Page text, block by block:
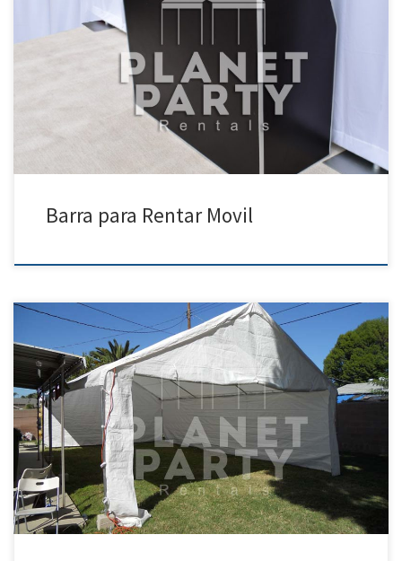
Barra para Rentar Precio de Renta Barra para Rentar $100.00 Barar
para Rentar para Fiestas Eventos XV Anos
Barra para Rentar Movil
20ft x 30ft Carpa | Precios | Fotos – Party Tent Rentals 818 207 8502 20ft
x 30ft Carpa Precio de Renta 20ft x 30ft Carpa $300.00 Tent | Party Tent
Rentals San Fernando Valley | Simi Valley| Santa Clarita| Van Nuys
Carpa para Rentar | Fotos | Precios Carpa […]